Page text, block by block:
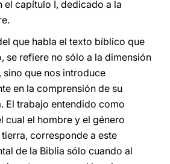
el capítulo I, dedicado a la
que habla el texto bíblico que
se refiere no sólo a la dimensión
que nos introduce
en la comprensión de su
El trabajo entendido como
cual el hombre y el género
corresponde a este
de la Biblia sólo cuando al